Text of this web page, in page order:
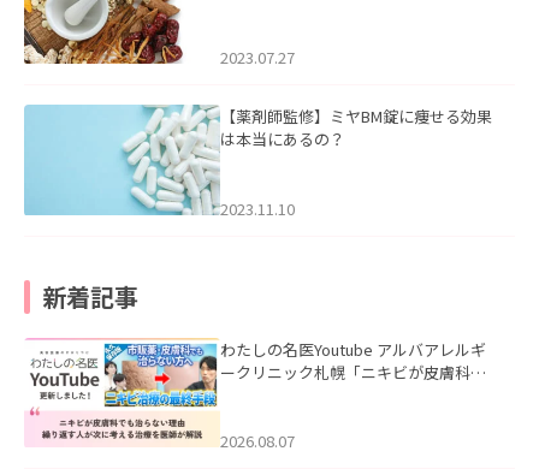
2023.07.27
【薬剤師監修】ミヤBM錠に痩せる効果
は本当にあるの？
2023.11.10
新着記事
わたしの名医Youtube アルバアレルギ
ークリニック札幌「ニキビが皮膚科で
ました。
2026.08.07